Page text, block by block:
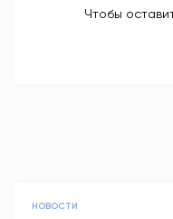
Чтобы
НОВОСТИ